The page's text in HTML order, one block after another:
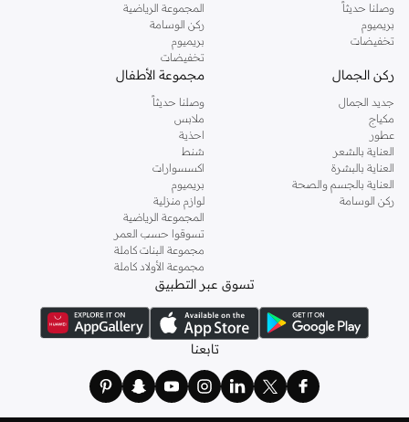
الأقمشة:
ابحث عن البوليستر سريع الجفاف، وخلطات النايلون المريحة، والأقمشة
المطاطية لتحقيق أداء أمثل.
الألوان والنقوش:
من الألوان الصلبة الكلاسيكية باللون الأسود والأزرق والرمادي إلى
إطلالات لكل مناسبة
تنتقل تشكيلة ملابس السباحة وملابس الشاطئ الرجالية لدينا بسلاسة من الشاطئ إلى
المناسبات الكاجوال.
استرخاء بجانب المسبح:
اختر شورتات سباحة مريحة مع تي شيرت كاجوال.
اختر قمصان واقية من الطفح الجلدي وسراويل سباحة
شورتات الشاطئ الخفيفة وسراويل السباحة الأنيقة مثالية
للاستكشاف أو تناول الطعام بالقرب من الساحل.
توصيل سريع ومدفوعات سهلة
الحصول على ملابس السباحة الجديدة أمر بسيط. نقدم توصيلاً سريعاً في جميع أنحاء
الإمارات، بما في ذلك المدن الرئيسية مثل دبي، أبوظبي. استمتع بخيارات دفع آمنة
وعمليات إرجاع سهلة.
وصلنا حديثاً
بريميوم
تخفيضات
المجموعة الرياضية
ركن الوسامة
بريميوم
تخفيضات
ركن الجمال
جديد الجمال
مكياج
عطور
العناية بالشعر
العناية بالبشرة
العناية بالجسم والصحة
ركن الوسامة
مجموعة الأطفال
وصلنا حديثاً
ملابس
احذية
شنط
اكسسوارات
بريميوم
لوازم منزلية
المجموعة الرياضية
تسوقوا حسب العمر
مجموعة البنات كاملة
مجموعة الأولاد كاملة
تسوق عبر التطبيق
تابعنا